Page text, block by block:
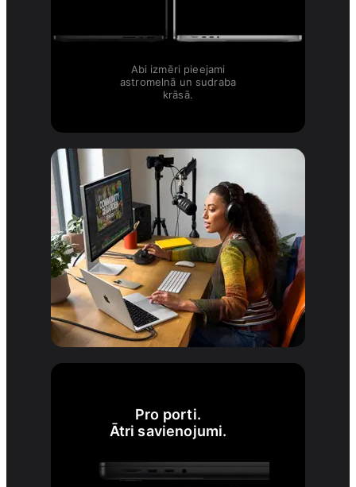
Abi izmēri pieejami
astromelnā un sudraba
krāsā.
Pro porti.
Ātri savienojumi.